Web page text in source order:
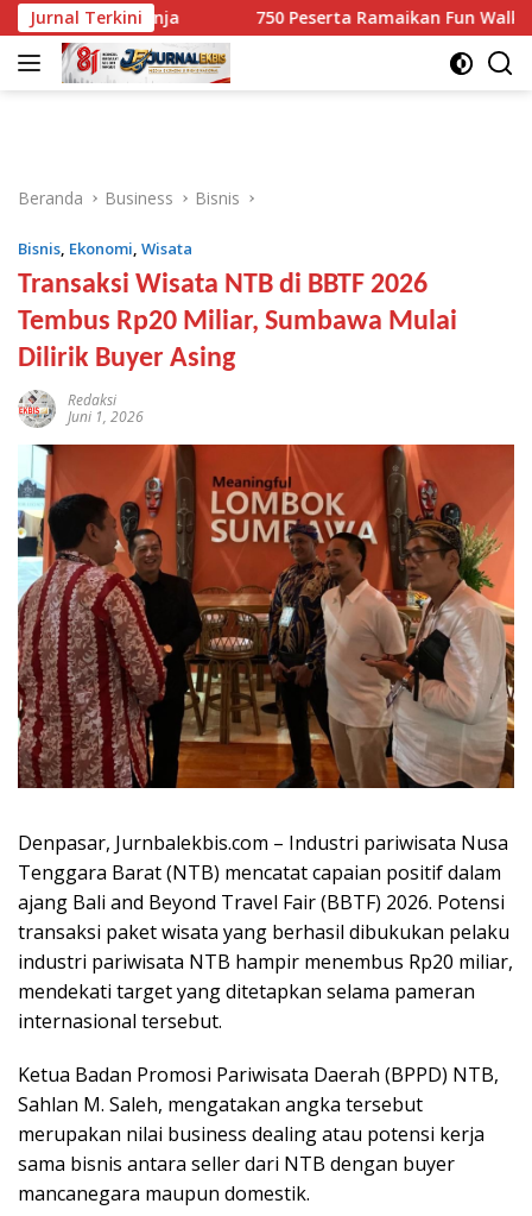
Langsung
ke
konten
Jurnal Terkini
Ganja 750 Peserta Ramaikan Fun Walk RINJANI BI
Beranda Business Bisnis
Bisnis, Ekonomi, Wisata
Transaksi Wisata NTB di BBTF 2026
Tembus Rp20 Miliar, Sumbawa Mulai
Dilirik Buyer Asing
Redaksi
Juni 1, 2026
Denpasar, Jurnbalekbis.com – Industri pariwisata Nusa
Tenggara Barat (NTB) mencatat capaian positif dalam
ajang Bali and Beyond Travel Fair (BBTF) 2026. Potensi
transaksi paket wisata yang berhasil dibukukan pelaku
industri pariwisata NTB hampir menembus Rp20 miliar,
mendekati target yang ditetapkan selama pameran
internasional tersebut.
Ketua Badan Promosi Pariwisata Daerah (BPPD) NTB,
Sahlan M. Saleh, mengatakan angka tersebut
merupakan nilai business dealing atau potensi kerja
sama bisnis antara seller dari NTB dengan buyer
mancanegara maupun domestik.